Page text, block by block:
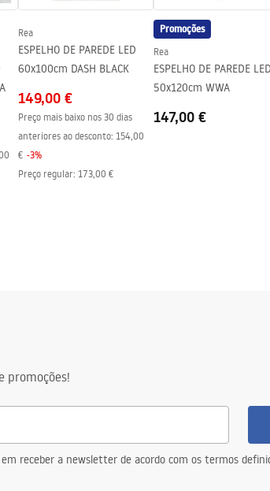
Rea
ESPELHO DE PAREDE LED
60x100cm DASH BLACK
149,00 €
Preço mais baixo nos 30 dias
anteriores ao desconto: 154,00
€ -3%
Preço regular: 173,00 €
Promoções
Rea
ESPELHO DE PAREDE
50x120cm WWA
147,00 €
promoções!
receber a newsletter de acordo com os termos